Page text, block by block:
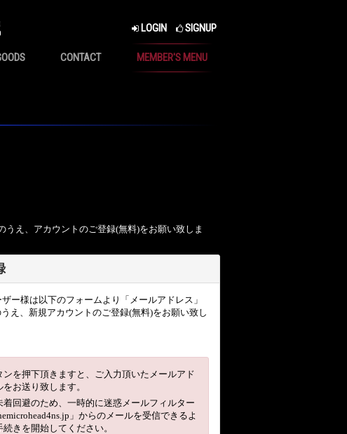
LOGIN SIGNUP
CONTACT MEMBER'S MENU
え、アカウントのご登録(無料)をお願い致しま
ー様は以下のフォームより「メールアドレス」
え、新規アカウントのご登録(無料)をお願い致し
を押下頂きますと、ご入力頂いたメールアド
お送り致します。
回避のため、一時的に迷惑メールフィルター
」からのメールを受信できるよ
きを開始してください。